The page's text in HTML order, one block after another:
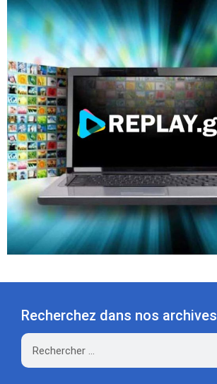
Recherchez dans nos archives
Rechercher